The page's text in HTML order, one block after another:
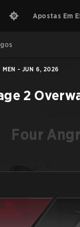
Apostas Em
MEN - JUN 6, 2026
2
Four